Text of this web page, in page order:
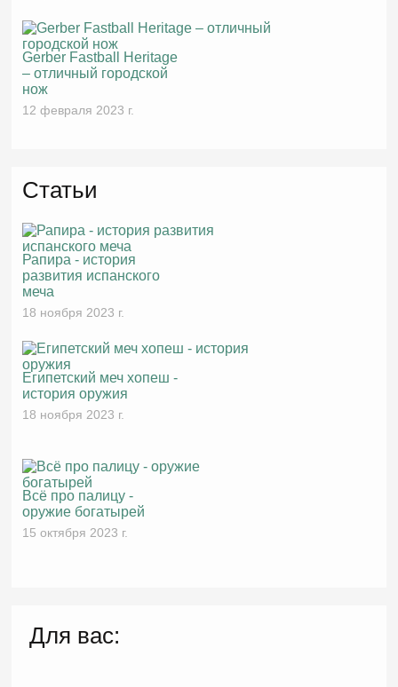
Gerber Fastball Heritage
– отличный городской
нож
12 февраля 2023 г.
Статьи
Рапира - история
развития испанского
меча
18 ноября 2023 г.
Египетский меч хопеш -
история оружия
18 ноября 2023 г.
Всё про палицу -
оружие богатырей
15 октября 2023 г.
Для вас: